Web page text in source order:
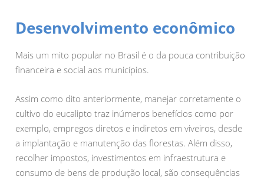
Desenvolvimento econômico
Mais um mito popular no Brasil é o da pouca contribuição
financeira e social aos municípios.
Assim como dito anteriormente, manejar corretamente o
cultivo do eucalipto traz inúmeros benefícios como por
exemplo, empregos diretos e indiretos em viveiros, desde
a implantação e manutenção das florestas. Além disso,
recolher impostos, investimentos em infraestrutura e
consumo de bens de produção local, são consequências